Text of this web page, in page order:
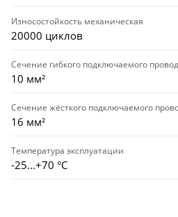
Износостойкость механическая
20000 циклов
Сечение гибкого подключаемого
10 мм²
Сечение жёсткого подключаемого
16 мм²
Температура эксплуатации
-25...+70 °С